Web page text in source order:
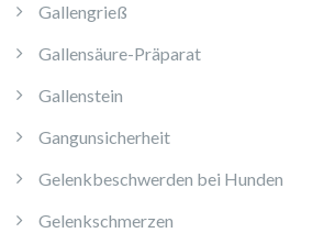
Gallengrieß
Gallensäure-Präparat
Gallenstein
Gangunsicherheit
Gelenkbeschwerden bei Hunden
Gelenkschmerzen